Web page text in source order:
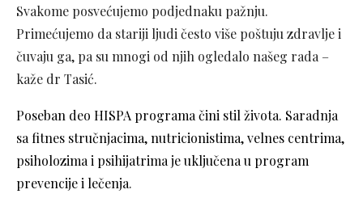
Svakome posvećujemo podjednaku pažnju.
Primećujemo da stariji ljudi često više poštuju zdravlje i
čuvaju ga, pa su mnogi od njih ogledalo našeg rada –
kaže dr Tasić.
Poseban deo HISPA programa čini stil života. Saradnja
sa fitnes stručnjacima, nutricionistima, velnes centrima,
psiholozima i psihijatrima je uključena u program
prevencije i lečenja.